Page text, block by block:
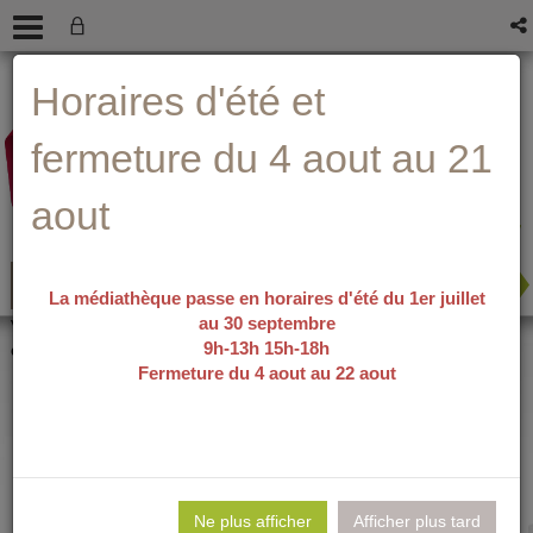
menu
contenu
recherche
Vous êtes ici :
Détail du
document
Le langage des
Horaires d'été et
fermeture du 4 aout au 21
aout
La médiathèque passe en horaires d'été du 1er juillet
au 30 septembre
9h-13h 15h-18h
Fermeture du 4 aout au 22 aout
Ne plus afficher Afficher plus tard